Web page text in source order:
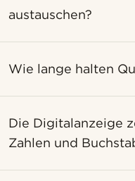
austauschen?
Wie lange halten
Die Digitalanzeige
Zahlen und